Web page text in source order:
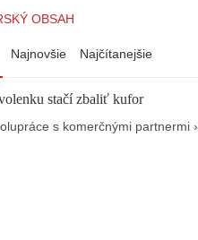
OBSAH
Najnovšie Najčítanejšie
stačí zbaliť kufor
s komerčnými partnermi ›